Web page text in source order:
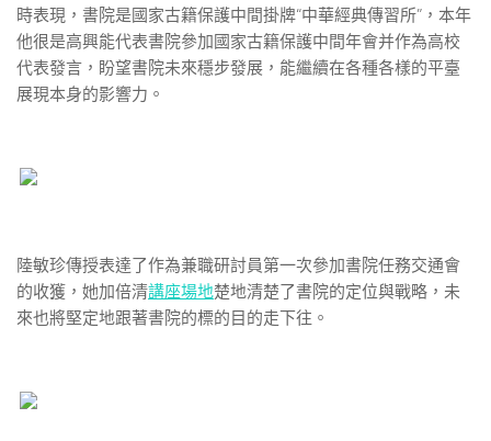
時表現，書院是國家古籍保護中間掛牌“中華經典傳習所”，本年
他很是高興能代表書院參加國家古籍保護中間年會并作為高校
代表發言，盼望書院未來穩步發展，能繼續在各種各樣的平臺
展現本身的影響力。
陸敏珍傳授表達了作為兼職研討員第一次參加書院任務交通會
的收獲，她加倍清講座場地楚地清楚了書院的定位與戰略，未
來也將堅定地跟著書院的標的目的走下往。